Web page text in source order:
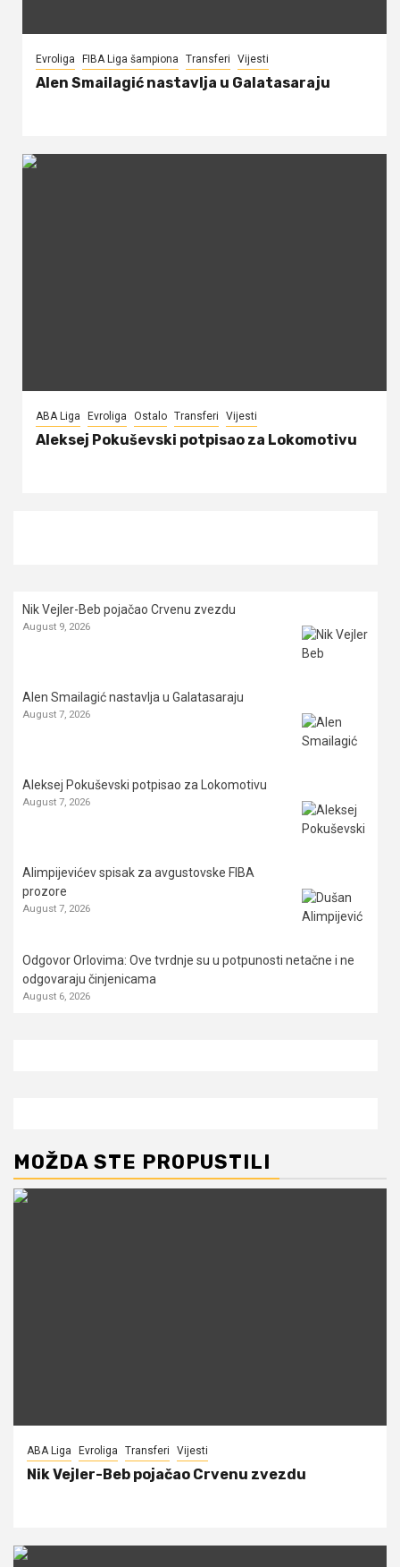
Evroliga FIBA Liga šampiona Transferi Vijesti
Alen Smailagić nastavlja u Galatasaraju
ABA Liga Evroliga Ostalo Transferi Vijesti
Aleksej Pokuševski potpisao za Lokomotivu
Nik Vejler-Beb pojačao Crvenu zvezdu
August 9, 2026
Alen Smailagić nastavlja u Galatasaraju
August 7, 2026
Aleksej Pokuševski potpisao za Lokomotivu
August 7, 2026
Alimpijevićev spisak za avgustovske FIBA
prozore
August 7, 2026
Odgovor Orlovima: ​Ove tvrdnje su u potpunosti netačne i ne
odgovaraju činjenicama
August 6, 2026
MOŽDA STE PROPUSTILI
ABA Liga Evroliga Transferi Vijesti
Nik Vejler-Beb pojačao Crvenu zvezdu